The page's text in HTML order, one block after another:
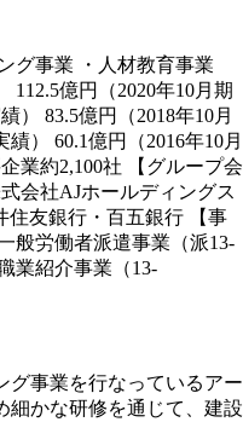
グ事業 ・人材教育事業
112.5億円（2020年10月期
） 83.5億円（2018年10月
） 60.1億円（2016年10月
業約2,100社 【グループ会
会社AJホールディングス
住友銀行・百五銀行 【事
労働者派遣事業（派13-
業紹介事業（13-
グ事業を行なっているアー
細かな研修を通じて、建設